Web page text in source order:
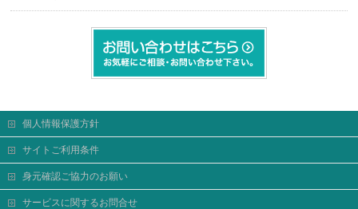
個人情報保護方針
サイトご利用条件
身元確認ご協力のお願い
サービスに関するお問合せ